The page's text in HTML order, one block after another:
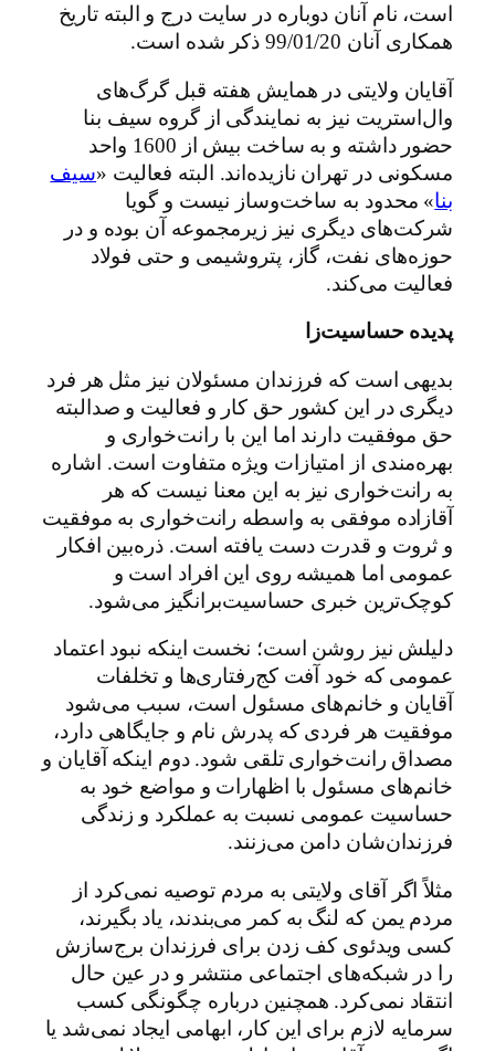
است، نام آنان دوباره در سایت درج و البته تاریخ
همکاری آنان 99/01/20 ذکر شده است.
آقایان ولایتی در همایش هفته قبل گرگ‌های
وال‌استریت نیز به نمایندگی از گروه سیف بنا
حضور داشته و به ساخت بیش از 1600 واحد
مسکونی در تهران نازیده‌اند. البته فعالیت «سیف
بنا» محدود به ساخت‌وساز نیست و گویا
شرکت‌های دیگری نیز زیرمجموعه آن بوده و در
حوزه‌های نفت، گاز، پتروشیمی و حتی فولاد
فعالیت می‌کند.
پدیده حساسیت‌زا
بدیهی است که فرزندان مسئولان نیز مثل هر فرد
دیگری در این کشور حق کار و فعالیت و صدالبته
حق موفقیت دارند اما این با رانت‌خواری و
بهره‌مندی از امتیازات ویژه متفاوت است. اشاره
به رانت‌خواری نیز به این معنا نیست که هر
آقازاده موفقی به واسطه رانت‌خواری به موفقیت
و ثروت و قدرت دست یافته است. ذره‌بین افکار
عمومی اما همیشه روی این افراد است و
کوچک‌ترین خبری حساسیت‌برانگیز می‌شود.
دلیلش نیز روشن است؛ نخست اینکه نبود اعتماد
عمومی که خود آفت کج‌رفتاری‌ها و تخلفات
آقایان و خانم‌های مسئول است، سبب می‌شود
موفقیت هر فردی که پدرش نام و جایگاهی دارد،
مصداق رانت‌خواری تلقی شود. دوم اینکه آقایان و
خانم‌های مسئول با اظهارات و مواضع خود به
حساسیت عمومی نسبت به عملکرد و زندگی
فرزندان‌شان دامن می‌زنند.
مثلاً اگر آقای ولایتی به مردم توصیه نمی‌کرد از
مردم یمن که لنگ به کمر می‌بندند، یاد بگیرند،
کسی ویدئوی کف زدن برای فرزندان برج‌سازش
را در شبکه‌های اجتماعی منتشر و در عین حال
انتقاد نمی‌کرد. همچنین درباره چگونگی کسب
سرمایه لازم برای این کار، ابهامی ایجاد نمی‌شد یا